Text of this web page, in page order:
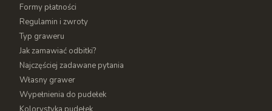
Formy płatności
Regulamin i zwroty
Typ graweru
Jak zamawiać odbitki?
Najczęściej zadawane pytania
Własny grawer
Wypełnienia do pudełek